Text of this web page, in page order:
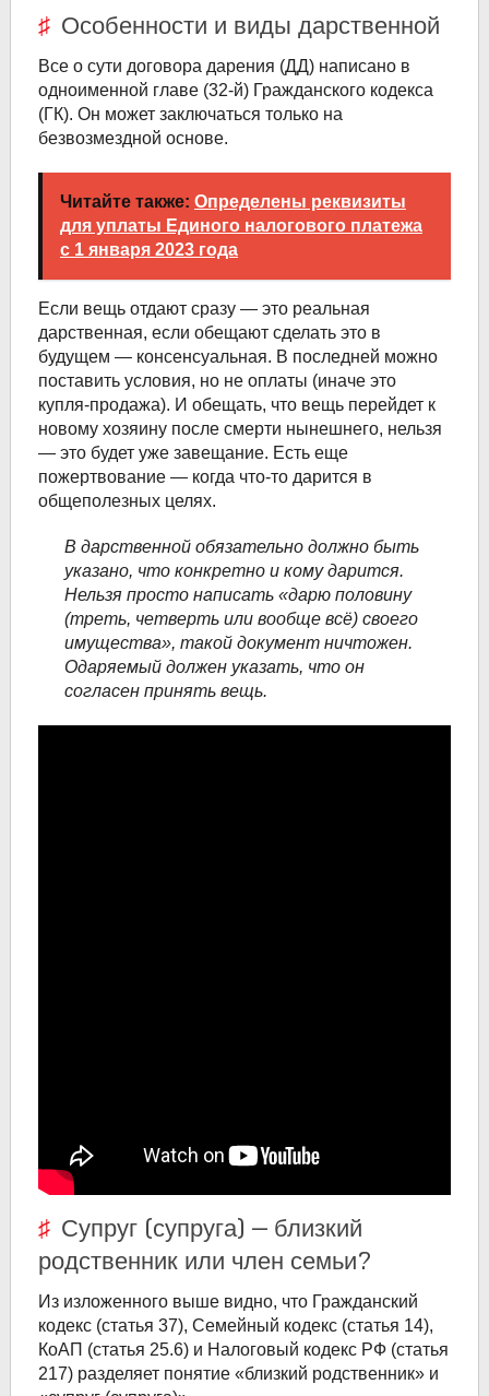
Особенности и виды дарственной
Все о сути договора дарения (ДД) написано в
одноименной главе (32-й) Гражданского кодекса
(ГК). Он может заключаться только на
безвозмездной основе.
Читайте также: Определены реквизиты
для уплаты Единого налогового платежа
с 1 января 2023 года
Если вещь отдают сразу — это реальная
дарственная, если обещают сделать это в
будущем — консенсуальная. В последней можно
поставить условия, но не оплаты (иначе это
купля-продажа). И обещать, что вещь перейдет к
новому хозяину после смерти нынешнего, нельзя
— это будет уже завещание. Есть еще
пожертвование — когда что-то дарится в
общеполезных целях.
В дарственной обязательно должно быть
указано, что конкретно и кому дарится.
Нельзя просто написать «дарю половину
(треть, четверть или вообще всё) своего
имущества», такой документ ничтожен.
Одаряемый должен указать, что он
согласен принять вещь.
Супруг (супруга) — близкий
родственник или член семьи?
Из изложенного выше видно, что Гражданский
кодекс (статья 37), Семейный кодекс (статья 14),
КоАП (статья 25.6) и Налоговый кодекс РФ (статья
217) разделяет понятие «близкий родственник» и